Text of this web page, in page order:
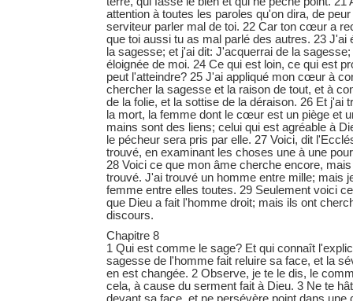
attention à toutes les paroles qu'on dira, de
serviteur parler mal de toi. 22 Car ton cœur a
que toi aussi tu as mal parlé des autres. 23 J'ai
la sagesse; et j'ai dit: J'acquerrai de la
éloignée de moi. 24 Ce qui est loin, ce qui est
peut l'atteindre? 25 J'ai appliqué mon cœur à
chercher la sagesse et la raison de tout, et à
de la folie, et la sottise de la déraison. 26 Et j'ai
la mort, la femme dont le cœur est un piège et
mains sont des liens; celui qui est agréable à
le pécheur sera pris par elle. 27 Voici, dit
trouvé, en examinant les choses une à une
28 Voici ce que mon âme cherche encore,
trouvé. J'ai trouvé un homme entre mille; mais
femme entre elles toutes. 29 Seulement voici
que Dieu a fait l'homme droit; mais ils ont
discours.
Chapitre 8
1 Qui est comme le sage? Et qui connaît
sagesse de l'homme fait reluire sa face, et la
en est changée. 2 Observe, je te le dis, le
cela, à cause du serment fait à Dieu. 3 Ne te